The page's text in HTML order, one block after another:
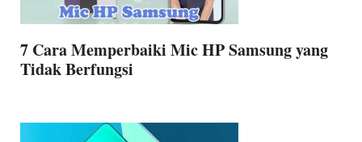
7 Cara Memperbaiki Mic HP Samsung yang
Tidak Berfungsi